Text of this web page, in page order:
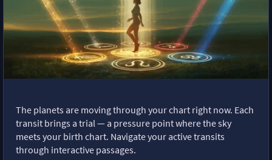
The planets are moving through your chart right now. Each
transit brings a trial — a pressure point where the sky
meets your birth chart. Navigate your active transits
through interactive passages.